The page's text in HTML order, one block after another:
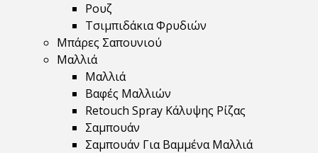
Ρουζ
Τσιμπιδάκια Φρυδιών
Μπάρες Σαπουνιού
Μαλλιά
Μαλλιά
Βαφές Μαλλιών
Retouch Spray Κάλυψης Ρίζας
Σαμπουάν
Σαμπουάν Για Βαμμένα Μαλλιά